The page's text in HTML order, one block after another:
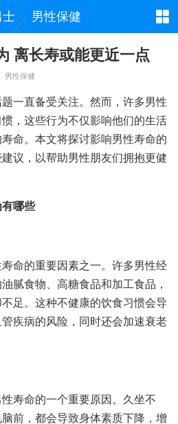
士 男性保健
离长寿或能更近一点
男性保健
一直备受关注。然而，许多男性
，这些行为不仅影响他们的生活
命。本文将探讨影响男性寿命的
议，以帮助男性朋友们拥抱更健
哪些
命的重要因素之一。许多男性经
腻食物、高糖食品和加工食品，
足。这种不健康的饮食习惯会导
疾病的风险，同时还会加速衰老
寿命的一个重要原因。久坐不
前，都会导致身体素质下降，增